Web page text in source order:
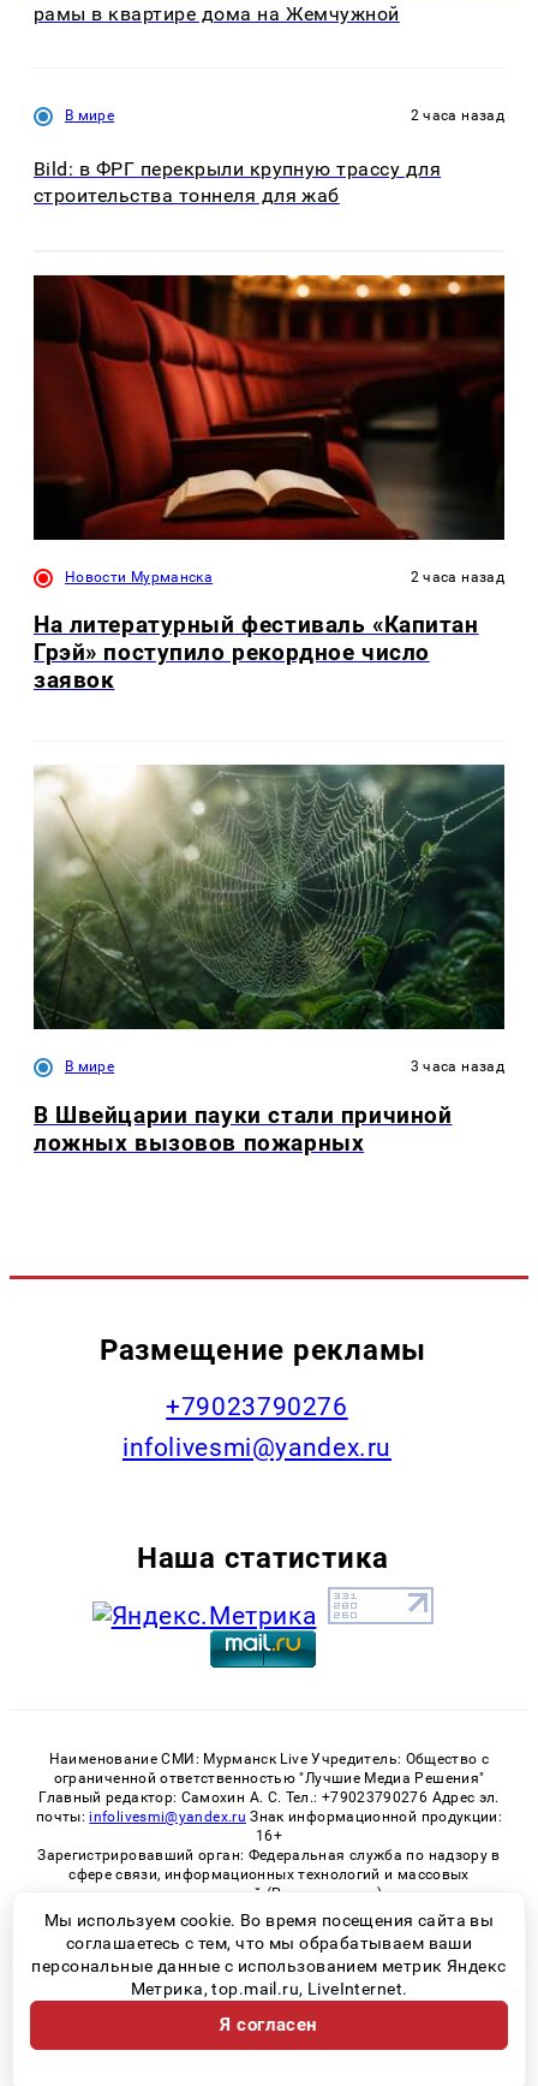
рамы в квартире дома на Жемчужной
В мире 2 часа назад
Bild: в ФРГ перекрыли крупную трассу для
строительства тоннеля для жаб
Новости Мурманска 2 часа назад
На литературный фестиваль «Капитан
Грэй» поступило рекордное число
заявок
В мире 3 часа назад
В Швейцарии пауки стали причиной
ложных вызовов пожарных
Размещение рекламы
+79023790276
infolivesmi@yandex.ru
Наша статистика
Наименование СМИ: Мурманск Live Учредитель: Общество с
ограниченной ответственностью "Лучшие Медиа Решения"
Главный редактор: Самохин А. С. Тел.: +79023790276 Адрес эл.
почты: infolivesmi@yandex.ru Знак информационной продукции:
16+
Зарегистрировавший орган: Федеральная служба по надзору в
сфере связи, информационных технологий и массовых
коммуникаций (Роскомнадзор)
Регистрационный номер СМИ ЭЛ № ФС 77 - 82534 от 21.01.2022
© 2026 «Murmansk-live» | Все права защищены
Возрастная категория сайта 16+
Политика конфиденциальности
Мы используем cookie. Во время посещения сайта вы
соглашаетесь с тем, что мы обрабатываем ваши
персональные данные с использованием метрик Яндекс
Метрика, top.mail.ru, LiveInternet.
Я согласен